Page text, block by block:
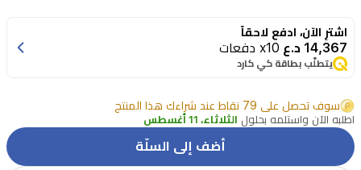
كول
من
ديور
والتي
تحتوي
اشترِ الآن، ادفع لاحقاً
14,367 د.ع x10 دفعات
يتطلّب بطاقة كي كارد
سوف تحصل على 79 نقاط عند شراءك هذا المنتج
اطلبه الآن واستلمه بحلول الثلاثاء، 11 أغسطس
أضف إلى السلّة